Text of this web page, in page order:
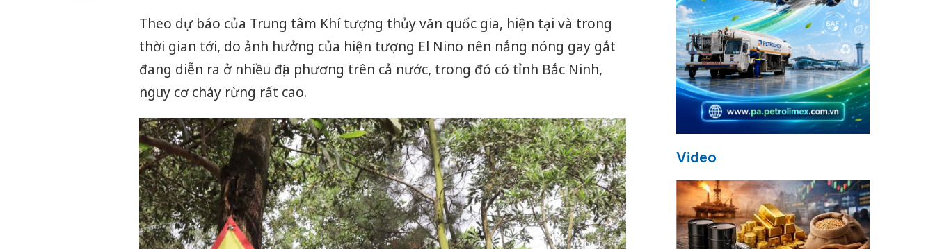
Theo dự báo của Trung tâm Khí tượng thủy văn quốc gia, hiện tại và trong
thời gian tới, do ảnh hưởng của hiện tượng El Nino nên nắng nóng gay gắt
đang diễn ra ở nhiều địa phương trên cả nước, trong đó có tỉnh Bắc Ninh,
nguy cơ cháy rừng rất cao.
Video